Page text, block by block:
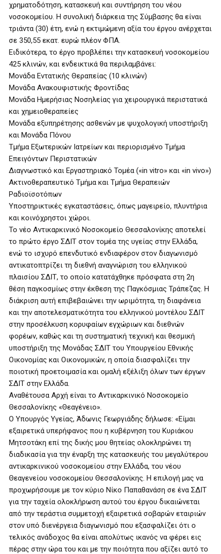
χρηματοδότηση, κατασκευή και συντήρηση του νέου
νοσοκομείου. Η συνολική διάρκεια της Σύμβασης θα είναι
τριάντα (30) έτη, ενώ η εκτιμώμενη αξία του έργου ανέρχεται
σε 350,55 εκατ. ευρώ πλέον ΦΠΑ.
Ειδικότερα, το έργο προβλέπει την κατασκευή νοσοκομείου
425 κλινών, και ενδεικτικά θα περιλαμβάνει:
Μονάδα Εντατικής Θεραπείας (10 κλινών)
Μονάδα Ανακουφιστικής Φροντίδας
Μονάδα Ημερήσιας Νοσηλείας για χειρουργικά περιστατικά
και χημειοθεραπείες
Μονάδα εξυπηρέτησης ασθενών με ψυχολογική υποστήριξη
και Μονάδα Πόνου
Τμήμα Εξωτερικών Ιατρείων και περιορισμένο Τμήμα
Επειγόντων Περιστατικών
Διαγνωστικό και Εργαστηριακό Τομέα («in vitro» και «in vivo»)
Ακτινοθεραπευτικό Τμήμα και Τμήμα Θεραπειών
Ραδιοϊσοτόπων
Υποστηρικτικές εγκαταστάσεις, όπως μαγειρείο, πλυντήρια
και κοινόχρηστοι χώροι.
Το νέο Αντικαρκινικό Νοσοκομείο Θεσσαλονίκης αποτελεί
το πρώτο έργο ΣΔΙΤ στον τομέα της υγείας στην Ελλάδα,
ενώ το ισχυρό επενδυτικό ενδιαφέρον στον διαγωνισμό
αντικατοπτρίζει τη διεθνή αναγνώριση του ελληνικού
πλαισίου ΣΔΙΤ, το οποίο κατατάχθηκε πρόσφατα στη 2η
θέση παγκοσμίως στην έκθεση της Παγκόσμιας Τράπεζας. Η
διάκριση αυτή επιβεβαιώνει την ωριμότητα, τη διαφάνεια
και την αποτελεσματικότητα του ελληνικού μοντέλου ΣΔΙΤ
στην προσέλκυση κορυφαίων εγχώριων και διεθνών
φορέων, καθώς και τη συστηματική τεχνική και θεσμική
υποστήριξη της Μονάδας ΣΔΙΤ του Υπουργείου Εθνικής
Οικονομίας και Οικονομικών, η οποία διασφαλίζει την
ποιοτική προετοιμασία και ομαλή εξέλιξη όλων των έργων
ΣΔΙΤ στην Ελλάδα.
Αναθέτουσα Αρχή είναι το Αντικαρκινικό Νοσοκομείο
Θεσσαλονίκης «Θεαγένειο».
Ο Υπουργός Υγείας, Άδωνις Γεωργιάδης δήλωσε: «Είμαι
εξαιρετικά υπερήφανος που η κυβέρνηση του Κυριάκου
Μητσοτάκη επί της δικής μου θητείας ολοκληρώνει τη
διαδικασία για την έναρξη της κατασκευής του μεγαλύτερου
αντικαρκινικού νοσοκομείου στην Ελλάδα, του νέου
Θεαγενείου νοσοκομείου Θεσσαλονίκης. Η επιλογή μας να
προχωρήσουμε με τον κύριο Νίκο Παπαθανάση σε ένα ΣΔΙΤ
για την ταχεία ολοκλήρωση αυτού του έργου δικαιώνεται
από την τεράστια συμμετοχή εξαιρετικά σοβαρών εταιριών
στον υπό διενέργεια διαγωνισμό που εξασφαλίζει ότι ο
τελικός ανάδοχος θα είναι απολύτως ικανός να φέρει εις
πέρας στην ώρα του και με την ποιότητα που αξίζει αυτό το